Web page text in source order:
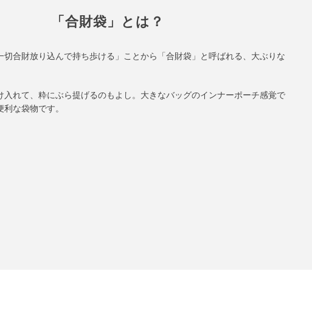
「合財袋」とは？
切合財放り込んで持ち歩ける」ことから「合財袋」と呼ばれる、大ぶりな
入れて、粋にぶら提げるのもよし。大きなバッグのインナーポーチ感覚で
な袋物です。